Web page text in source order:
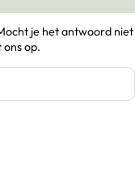
je het antwoord niet
ons op.